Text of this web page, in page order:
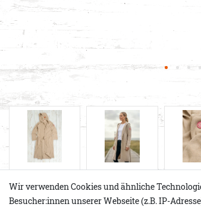
Wir verwenden Cookies und ähnliche
Besucher:innen unserer Webseite (z.B. IP-